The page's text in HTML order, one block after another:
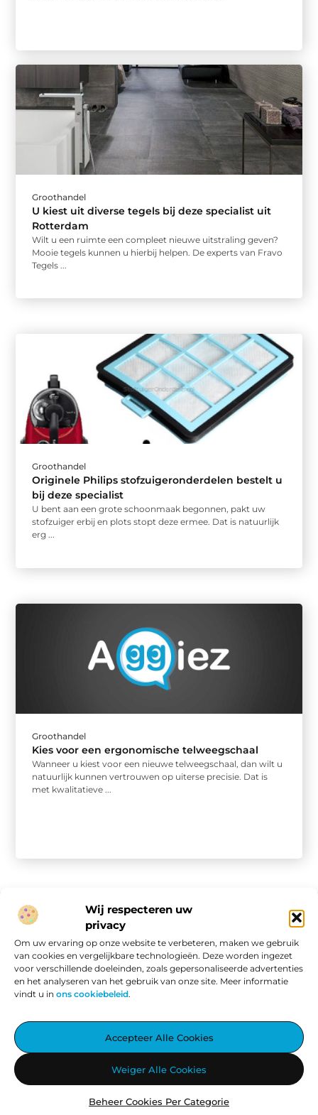
Wij respecteren uw
privacy
Om uw ervaring op onze website te verbeteren, maken we gebruik
van cookies en vergelijkbare technologieën. Deze worden ingezet
voor verschillende doeleinden, zoals gepersonaliseerde advertenties
en het analyseren van het gebruik van onze site. Meer informatie
vindt u in ons cookiebeleid.
Accepteer Alle Cookies
Weiger Alle Cookies
Beheer Cookies Per Categorie
Groothandel
U kiest uit diverse tegels bij deze specialist uit
Rotterdam
Wilt u een ruimte een compleet nieuwe uitstraling geven?
Mooie tegels kunnen u hierbij helpen. De experts van Fravo
Tegels ...
Groothandel
Originele Philips stofzuigeronderdelen bestelt u
bij deze specialist
U bent aan een grote schoonmaak begonnen, pakt uw
stofzuiger erbij en plots stopt deze ermee. Dat is natuurlijk
erg ...
Groothandel
Kies voor een ergonomische telweegschaal
Wanneer u kiest voor een nieuwe telweegschaal, dan wilt u
natuurlijk kunnen vertrouwen op uiterse precisie. Dat is
met kwalitatieve ...
Aggiez.nl – Altijd Iets Interessants te Lezen.
Ontdek een wereld vol inspirerende blogs en artikelen, zorgvuldig
geselecteerd om jouw dag te verrijken.
Onze informatie